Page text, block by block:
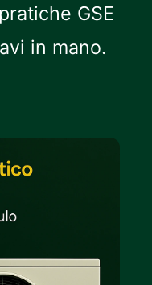
GSE
in mano.